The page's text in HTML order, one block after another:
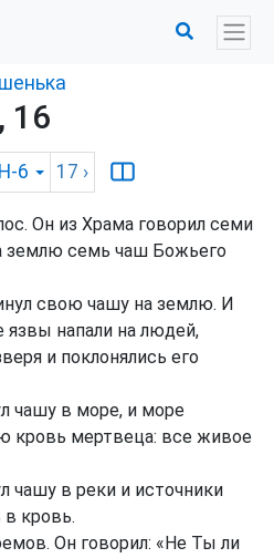
16
6 17 ›
Он из Храма говорил семи
землю семь чаш Божьего
свою чашу на землю. И
напали на людей,
и поклонялись его
чашу в море, и море
кровь мертвеца: все живое
чашу в реки и источники
в кровь.
Он говорил: «Не Ты ли